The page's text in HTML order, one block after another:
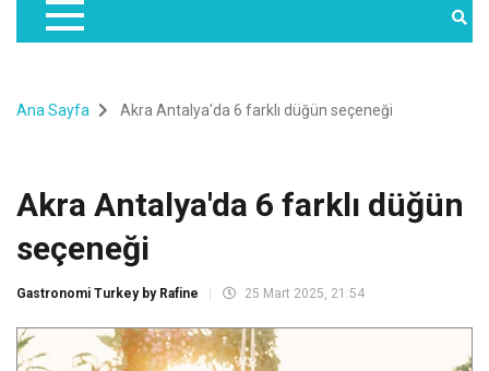
Ana Sayfa Akra Antalya'da 6 farklı düğün seçeneği
Akra Antalya'da 6 farklı düğün
seçeneği
Gastronomi Turkey by Rafine 25 Mart 2025, 21:54